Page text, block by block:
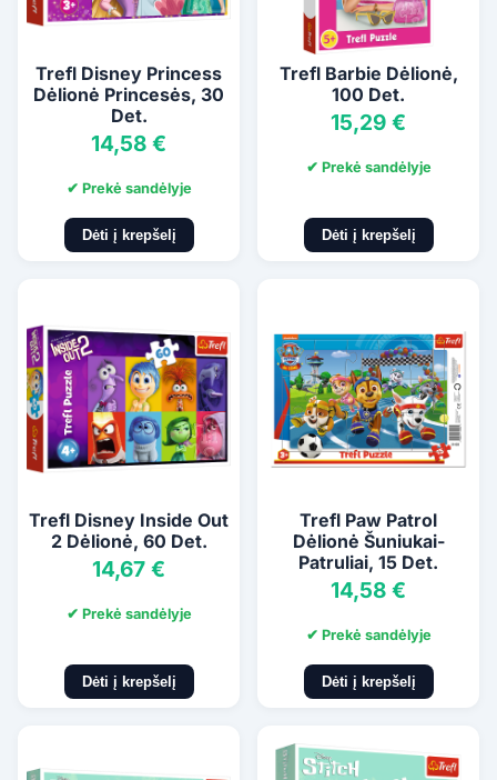
Trefl Disney Princess
Dėlionė Princesės, 30
Det.
14,58 €
✔ Prekė sandėlyje
Dėti į krepšelį
Trefl Barbie Dėlionė,
100 Det.
15,29 €
✔ Prekė sandėlyje
Dėti į krepšelį
Trefl Disney Inside Out
2 Dėlionė, 60 Det.
14,67 €
✔ Prekė sandėlyje
Dėti į krepšelį
Trefl Paw Patrol
Dėlionė Šuniukai-
Patruliai, 15 Det.
14,58 €
✔ Prekė sandėlyje
Dėti į krepšelį